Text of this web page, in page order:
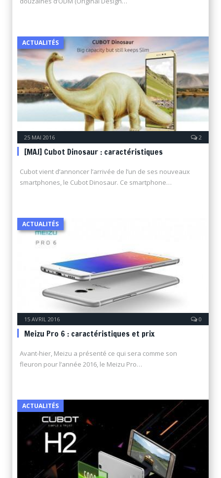
ACTUALITÉS
25 MAI 2016 2
[MAJ] Cubot Dinosaur : caractéristiques
Cubot vient d’annoncer l’arrivée de l’un de ses nouveaux
smartphones, le Cubot Dinosaur. Ce smartphone…
ACTUALITÉS
15 AVRIL 2016 0
Meizu Pro 6 : caractéristiques et prix
Avant-hier, Meizu a présenté ce qui sera comme son
fleuron pour l’année 2016, le Meizu Pro…
ACTUALITÉS